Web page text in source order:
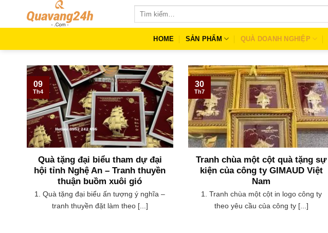
HOME SẢN PHẨM QUÀ DOANH NGHIỆP
Quà tặng đại biểu tham dự đại
hội tỉnh Nghệ An – Tranh thuyền
thuận buồm xuôi gió
1. Quà tặng đại biểu ấn tượng ý nghĩa –
tranh thuyền đặt làm theo [...]
09
Th4
Tranh chùa một cột quà tặng sự
kiện của công ty GIMAUD Việt
Nam
1. Tranh chùa một cột in logo công ty
theo yêu cầu của công ty [...]
30
Th7